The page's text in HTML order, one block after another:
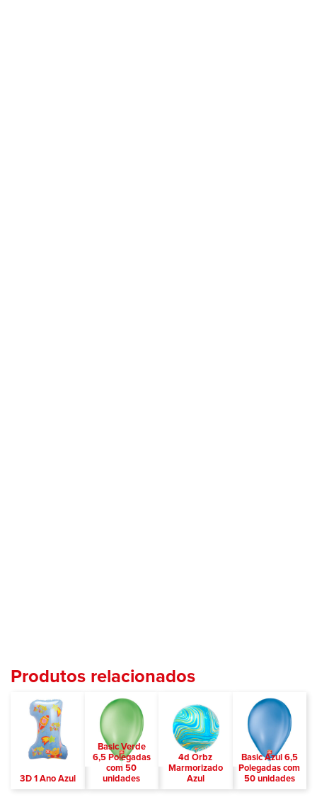
Produtos relacionados
3D 1 Ano Azul
Basic Verde
6,5 Polegadas
com 50
unidades
4d Orbz
Marmorizado
Azul
Basic Azul 6,5
Polegadas com
50 unidades